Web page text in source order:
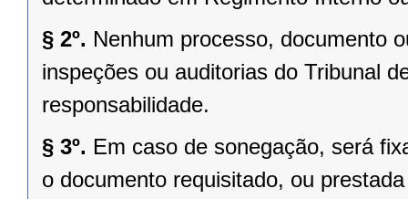
§ 2º. Nenhum processo, documento
inspeções ou auditorias do Tribunal
responsabilidade.
§ 3º. Em caso de sonegação, será
o documento requisitado, ou